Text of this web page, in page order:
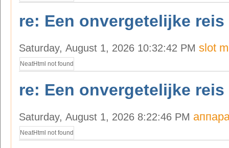
re: Een onvergetelijke reis
Saturday, August 1, 2026 10:32:42 PM slot
NeatHtml not found
re: Een onvergetelijke reis
Saturday, August 1, 2026 8:22:46 PM
NeatHtml not found